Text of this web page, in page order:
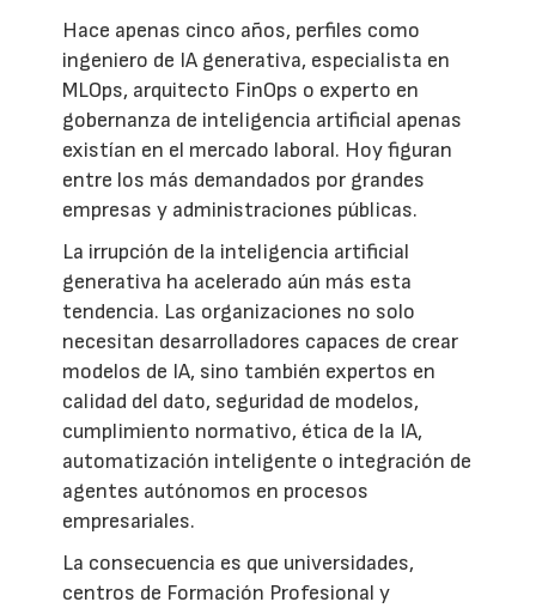
Hace apenas cinco años, perfiles como
ingeniero de IA generativa, especialista en
MLOps, arquitecto FinOps o experto en
gobernanza de inteligencia artificial apenas
existían en el mercado laboral. Hoy figuran
entre los más demandados por grandes
empresas y administraciones públicas.
La irrupción de la inteligencia artificial
generativa ha acelerado aún más esta
tendencia. Las organizaciones no solo
necesitan desarrolladores capaces de crear
modelos de IA, sino también expertos en
calidad del dato, seguridad de modelos,
cumplimiento normativo, ética de la IA,
automatización inteligente o integración de
agentes autónomos en procesos
empresariales.
La consecuencia es que universidades,
centros de Formación Profesional y